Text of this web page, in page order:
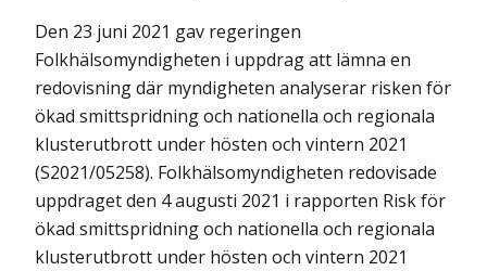
Den 23 juni 2021 gav regeringen
Folkhälsomyndigheten i uppdrag att lämna en
redovisning där myndigheten analyserar risken för
ökad smittspridning och nationella och regionala
klusterutbrott under hösten och vintern 2021
(S2021/05258). Folkhälsomyndigheten redovisade
uppdraget den 4 augusti 2021 i rapporten Risk för
ökad smittspridning och nationella och regionala
klusterutbrott under hösten och vintern 2021